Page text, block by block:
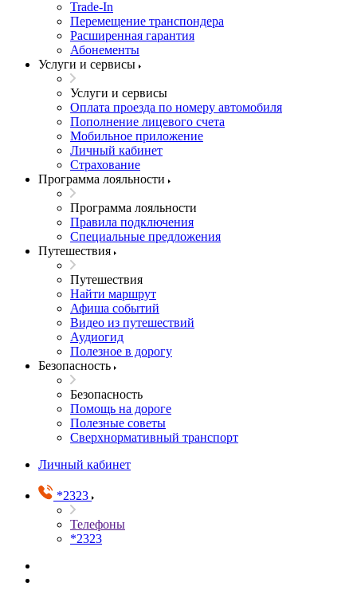
Trade-In
Перемещение транспондера
Расширенная гарантия
Абонементы
Услуги и сервисы
Услуги и сервисы
Оплата проезда по номеру автомобиля
Пополнение лицевого счета
Мобильное приложение
Личный кабинет
Страхование
Программа лояльности
Программа лояльности
Правила подключения
Специальные предложения
Путешествия
Путешествия
Найти маршрут
Афиша событий
Видео из путешествий
Аудиогид
Полезное в дорогу
Безопасность
Безопасность
Помощь на дороге
Полезные советы
Сверхнормативный транспорт
Личный кабинет
*2323
Телефоны
*2323